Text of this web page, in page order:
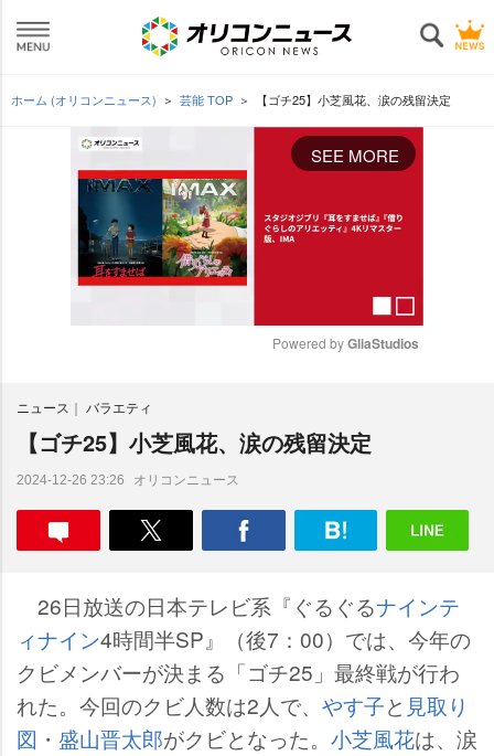
ホーム (オリコンニュース) 芸能 TOP 【ゴチ25】小芝風花、涙の残留決定
SEE MORE
e
Powered by GliaStudios
ニュース バラエティ
【ゴチ25】小芝風花、涙の残留決定
2024-12-26 23:26 オリコンニュース
26日放送の日本テレビ系『ぐるぐるナインテ
ィナイン4時間半SP』（後7：00）では、今年の
クビメンバーが決まる「ゴチ25」最終戦が行わ
れた。今回のクビ人数は2人で、 す子と 見取り
図 ・ 盛山晋太郎がクビとなった。 小芝風花は、涙